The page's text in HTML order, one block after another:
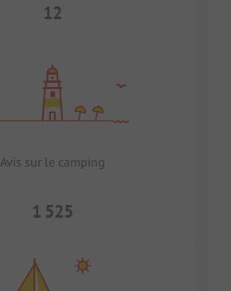
12
Avis sur le camping
1 525